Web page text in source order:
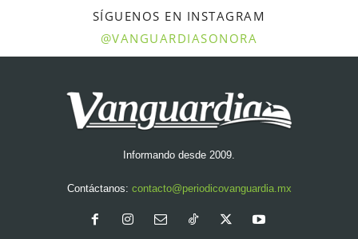
SÍGUENOS EN INSTAGRAM
@VANGUARDIASONORA
Informando desde 2009.
Contáctanos: contacto@periodicovanguardia.mx